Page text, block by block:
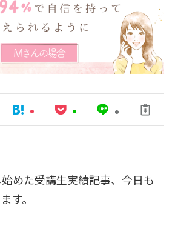
めた受講生実績記事、今日も
す。